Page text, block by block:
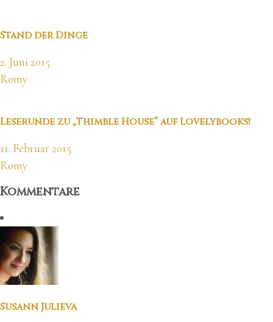
Stand der Dinge
2. Juni 2015
Romy
Leserunde zu „Thimble House“ auf Lovelybooks!
11. Februar 2015
Romy
Kommentare
Susann Julieva